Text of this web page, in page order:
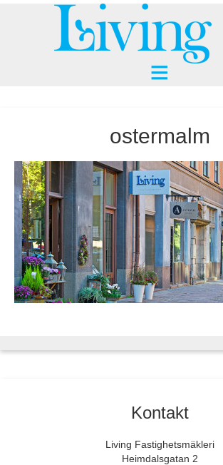
ostermalm
Kontakt
Living Fastighetsmäkleri
Heimdalsgatan 2